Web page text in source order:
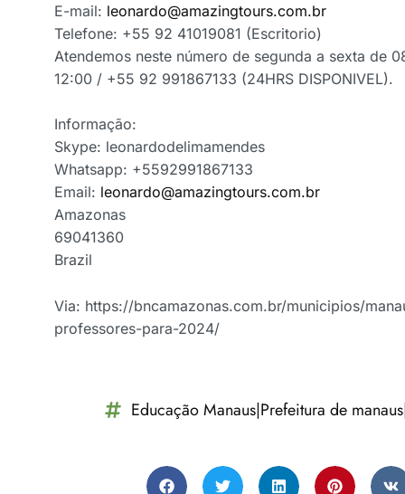
E-mail: leonardo@amazingtours.com.br
Telefone: +55 92 41019081 (Escritorio)
Atendemos neste número de segunda a sexta de
12:00 / +55 92 991867133 (24HRS DISPONIVEL).
Informação:
Skype: leonardodelimamendes
Whatsapp: +5592991867133
Email: leonardo@amazingtours.com.br
Amazonas
69041360
Brazil
Via: https://bncamazonas.com.br/municipios/
professores-para-2024/
Educação Manaus|Prefeitura de